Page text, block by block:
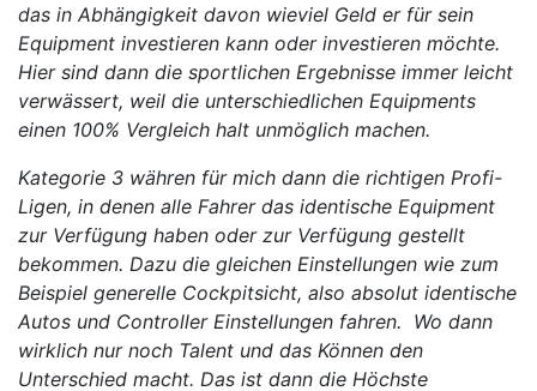
das in Abhängigkeit davon wieviel Geld er für sein
Equipment investieren kann oder investieren möchte.
Hier sind dann die sportlichen Ergebnisse immer leicht
verwässert, weil die unterschiedlichen Equipments
einen 100% Vergleich halt unmöglich machen.
Kategorie 3 währen für mich dann die richtigen Profi-
Ligen, in denen alle Fahrer das identische Equipment
zur Verfügung haben oder zur Verfügung gestellt
bekommen. Dazu die gleichen Einstellungen wie zum
Beispiel generelle Cockpitsicht, also absolut identische
Autos und Controller Einstellungen fahren. Wo dann
wirklich nur noch Talent und das Können den
Unterschied macht. Das ist dann die Höchste